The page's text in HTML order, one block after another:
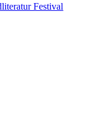
Festival